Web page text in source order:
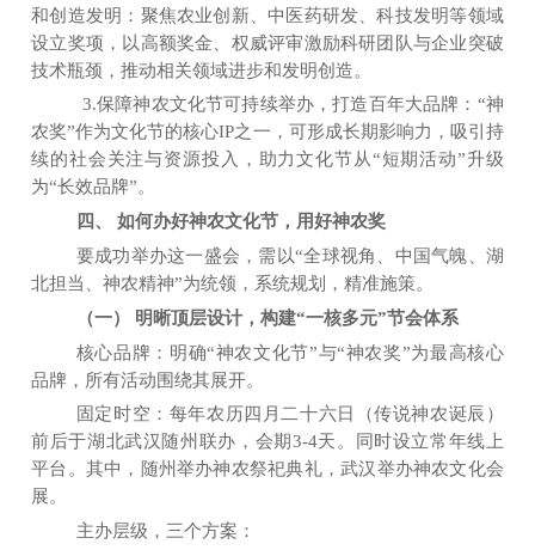
和创造发明 ：聚焦农业创新、中医药研发、科技发明等领域
设立奖项，以高额奖金、权威评审激励科研团队与企业突破
技术瓶颈，推动相关领域进步和发明创造。
3.保障神农文化节可持续举办，打造百年大品牌： “神
农奖”作为文化节的核心IP之一，可形成长期影响力，吸引持
续的社会关注与资源投入，助力文化节从“短期活动”升级
为“长效品牌”。
四、
如何办好神农文化节，用好神农奖
要成功举办这一盛会，需以“全球视角、中国气魄、湖
北担当、神农精神”为统领，系统规划，精准施策。
（一）
明晰顶层设计，构建“一核多元”节会体系
核心品牌：明确“神农文化节”与“神农奖”为最高核心
品牌，所有活动围绕其展开。
固定时空：每年农历四月二十六日（传说神农诞辰）
前后于湖北武汉 随州 联办，会期3-4天。同时设立常年线上
平台。 其中，随州举办神农祭祀典礼，武汉举办神农文化会
展。
主办层级 ，三个方案 ：